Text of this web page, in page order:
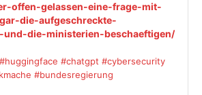
offen-gelassen-eine-frage-mit-
die-aufgeschreckte-
und-die-ministerien-beschaeftigen/
#huggingface #chatgpt #cybersecurity
#bundesregierung